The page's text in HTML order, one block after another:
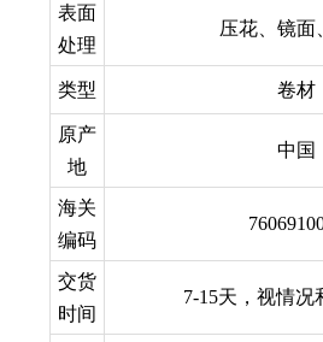
表面
处理
压花、镜面
类型 卷材
原产
地
中国
海关
编码
交货
时间
7-15天，视情况